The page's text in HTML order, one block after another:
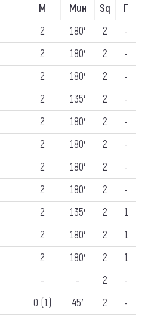
М Мин Sq
Г
2 180′ 2
-
2 180′ 2
-
2 180′ 2
-
2 135′ 2
-
2 180′ 2
-
2 180′ 2
-
2 180′ 2
-
2 180′ 2
-
2 135′ 2
1
2 180′ 2
1
2 180′ 2
1
- - 2
-
0 (1) 45′ 2
-